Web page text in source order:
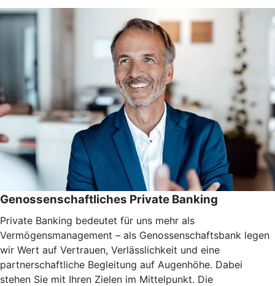
Genossenschaftliches Private Banking
Private Banking bedeutet für uns mehr als
Vermögensmanagement – als Genossenschaftsbank legen
wir Wert auf Vertrauen, Verlässlichkeit und eine
partnerschaftliche Begleitung auf Augenhöhe. Dabei
stehen Sie mit Ihren Zielen im Mittelpunkt. Die